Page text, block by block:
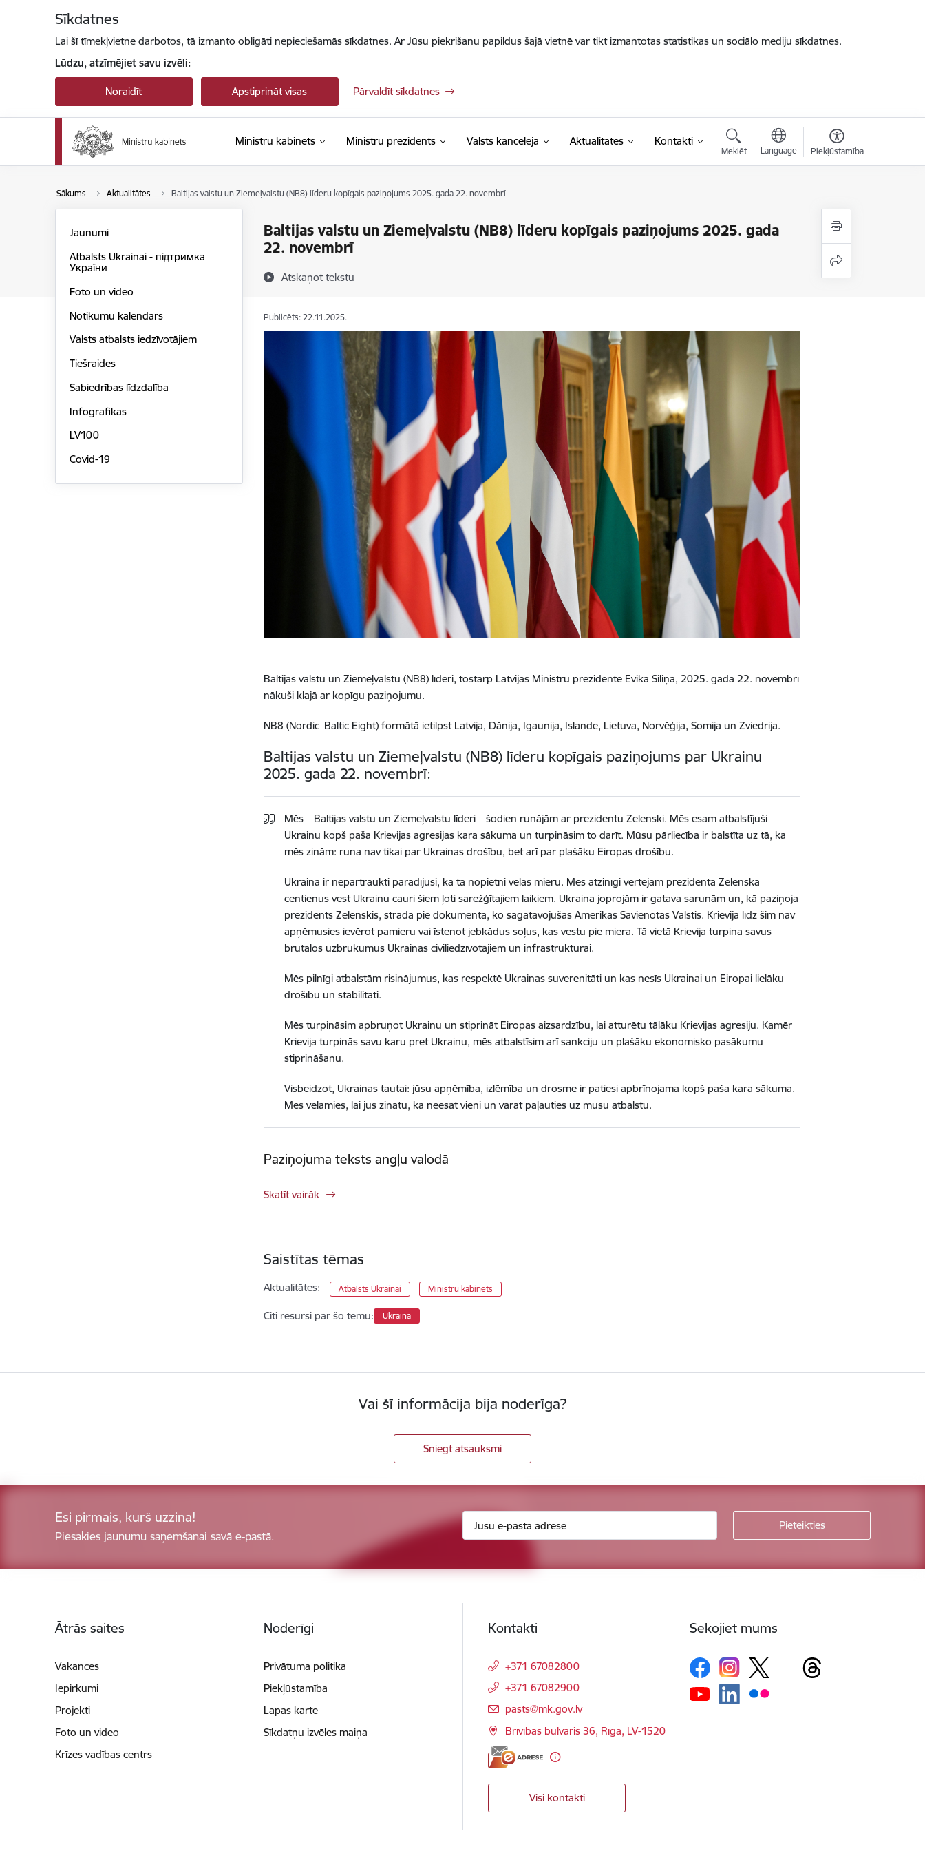
Sīkdatnes
Lai šī tīmekļvietne darbotos, tā izmanto obligāti nepieciešamās sīkdatnes. Ar Jūsu piekrišanu papildus šajā vietnē var tikt izmantotas statistikas un sociālo mediju sīkdatnes.
Lūdzu, atzīmējiet savu izvēli:
Noraidīt Apstiprināt visas Pārvaldīt sīkdatnes
Ministru kabinets Ministru prezidents Valsts kanceleja Aktualitātes Kontakti
Meklēt Language Piekļūstamība
Sākums Aktualitātes Baltijas valstu un Ziemeļvalstu (NB8) līderu kopīgais paziņojums 2025. gada 22. novembrī
Baltijas valstu un Ziemeļvalstu (NB8) līderu kopīgais paziņojums 2025. gada
22. novembrī
Atskaņot tekstu
Jaunumi
Atbalsts Ukrainai - підтримка
України
Foto un video
Notikumu kalendārs
Valsts atbalsts iedzīvotājiem
Tiešraides
Sabiedrības līdzdalība
Infografikas
LV100
Covid-19
Publicēts: 22.11.2025.
Baltijas valstu un Ziemeļvalstu (NB8) līderi, tostarp Latvijas Ministru prezidente Evika Siliņa, 2025. gada 22. novembrī
nākuši klajā ar kopīgu paziņojumu.
NB8 (Nordic–Baltic Eight) formātā ietilpst Latvija, Dānija, Igaunija, Islande, Lietuva, Norvēģija, Somija un Zviedrija.
Baltijas valstu un Ziemeļvalstu (NB8) līderu kopīgais paziņojums par Ukrainu
2025. gada 22. novembrī:
Mēs – Baltijas valstu un Ziemeļvalstu līderi – šodien runājām ar prezidentu Zelenski. Mēs esam atbalstījuši
Ukrainu kopš paša Krievijas agresijas kara sākuma un turpināsim to darīt. Mūsu pārliecība ir balstīta uz tā, ka
mēs zinām: runa nav tikai par Ukrainas drošību, bet arī par plašāku Eiropas drošību.
Ukraina ir nepārtraukti parādījusi, ka tā nopietni vēlas mieru. Mēs atzinīgi vērtējam prezidenta Zelenska
centienus vest Ukrainu cauri šiem ļoti sarežģītajiem laikiem. Ukraina joprojām ir gatava sarunām un, kā paziņoja
prezidents Zelenskis, strādā pie dokumenta, ko sagatavojušas Amerikas Savienotās Valstis. Krievija līdz šim nav
apņēmusies ievērot pamieru vai īstenot jebkādus soļus, kas vestu pie miera. Tā vietā Krievija turpina savus
brutālos uzbrukumus Ukrainas civiliedzīvotājiem un infrastruktūrai.
Mēs pilnīgi atbalstām risinājumus, kas respektē Ukrainas suverenitāti un kas nesīs Ukrainai un Eiropai lielāku
drošību un stabilitāti.
Mēs turpināsim apbruņot Ukrainu un stiprināt Eiropas aizsardzību, lai atturētu tālāku Krievijas agresiju. Kamēr
Krievija turpinās savu karu pret Ukrainu, mēs atbalstīsim arī sankciju un plašāku ekonomisko pasākumu
stiprināšanu.
Visbeidzot, Ukrainas tautai: jūsu apņēmība, izlēmība un drosme ir patiesi apbrīnojama kopš paša kara sākuma.
Mēs vēlamies, lai jūs zinātu, ka neesat vieni un varat paļauties uz mūsu atbalstu.
Paziņojuma teksts angļu valodā
Skatīt vairāk
Saistītas tēmas
Aktualitātes: Atbalsts Ukrainai Ministru kabinets
Citi resursi par šo tēmu: Ukraina
Vai šī informācija bija noderīga?
Sniegt atsauksmi
Esi pirmais, kurš uzzina!
Piesakies jaunumu saņemšanai savā e-pastā.
Ātrās saites
Vakances
Iepirkumi
Projekti
Foto un video
Krīzes vadības centrs
Noderīgi
Privātuma politika
Piekļūstamība
Lapas karte
Sīkdatņu izvēles maiņa
Kontakti
+371 67082800
+371 67082900
E-pasts:
pasts@mk.gov.lv
Brīvības bulvāris 36, Rīga, LV-1520
Visi kontakti
Sekojiet mums